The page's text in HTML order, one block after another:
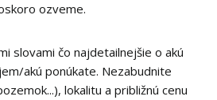
ozveme.
slovami čo najdetailnejšie o akú
akú ponúkate. Nezabudnite
lokalitu a približnú cenu